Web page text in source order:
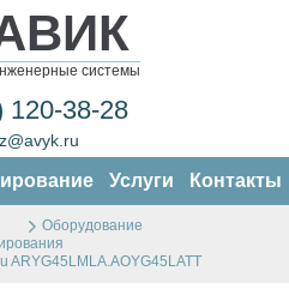
системы
120-38-28
Услуги Контакты
Оборудование
ARYG45LMLA.AOYG45LATT